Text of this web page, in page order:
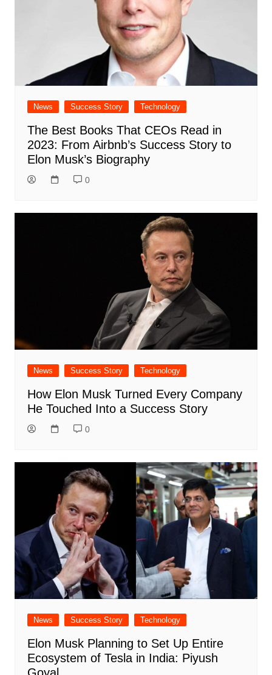
News Success Story Technology
The Best Books That CEOs Read in
2023: From Airbnb’s Success Story to
Elon Musk’s Biography
0
News Success Story Technology
How Elon Musk Turned Every Company
He Touched Into a Success Story
0
News Success Story Technology
Elon Musk Planning to Set Up Entire
Ecosystem of Tesla in India: Piyush
Goyal